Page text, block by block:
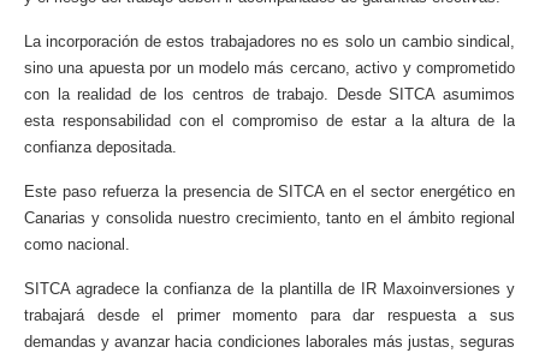
La incorporación de estos trabajadores no es solo un cambio sindical,
sino una apuesta por un modelo más cercano, activo y comprometido
con la realidad de los centros de trabajo. Desde SITCA asumimos
esta responsabilidad con el compromiso de estar a la altura de la
confianza depositada.
Este paso refuerza la presencia de SITCA en el sector energético en
Canarias y consolida nuestro crecimiento, tanto en el ámbito regional
como nacional.
SITCA agradece la confianza de la plantilla de IR Maxoinversiones y
trabajará desde el primer momento para dar respuesta a sus
demandas y avanzar hacia condiciones laborales más justas, seguras